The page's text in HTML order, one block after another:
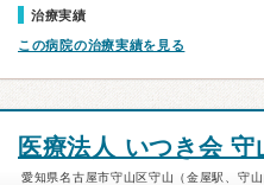
治療実績
この病院の治療実績を見る
医療法人 いつき会 守
愛知県名古屋市守山区守山（金屋駅、守